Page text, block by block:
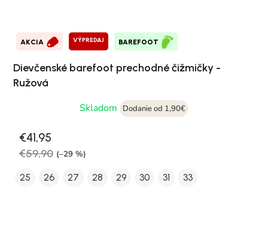
AKCIA VÝPREDAJ BAREFOOT
Dievčenské barefoot prechodné čižmičky -
Ružová
Skladom
Dodanie od 1,90€
€41,95
€59,90 (–29 %)
25 26 27 28 29 30 31 33